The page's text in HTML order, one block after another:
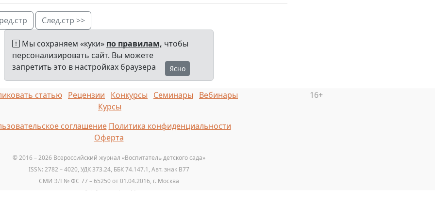
След.стр >>
Мы сохраняем «куки» по правилам, чтобы
персонализировать сайт. Вы можете
запретить это в настройках браузера
Ясно
статью Рецензии Конкурсы Семинары
Вебинары
Курсы
соглашение Политика конфиденциальности
Оферта
© 2016 – 2026 Всероссийский журнал «Воспитатель детского сада»
ISSN: 2782 – 4020, УДК 373.24, ББК 74.147.1, Авт. знак B77
СМИ ЭЛ № ФС 77 – 65250 от 01.04.2016, г. Москва
Email: info@vospitatelds.ru
16+